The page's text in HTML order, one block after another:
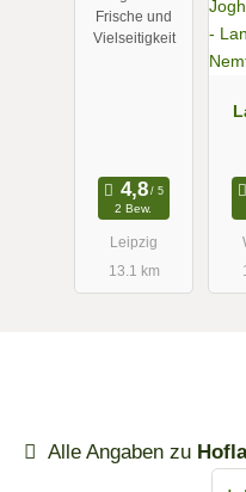
Frische und
Vielseitigkeit
2 Bew.
Leipzig
13.1 km
Alle Angaben zu